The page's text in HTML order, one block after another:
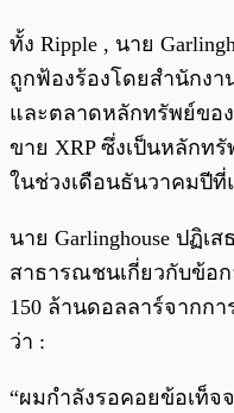
ทั้ง Ripple , นาย
ถูกฟ้องร้องโดยสำนักง
และตลาดหลักทรัพย์ขอ
ขาย XRP ซึ่งเป็นหลักท
ในช่วงเดือนธันวาคมปีที่
นาย Garlinghouse ปฏิเ
สาธารณชนเกี่ยวกับข้อ
150 ล้านดอลลาร์จากกา
ว่า :
“ผมกำลังรอคอยข้อเท็